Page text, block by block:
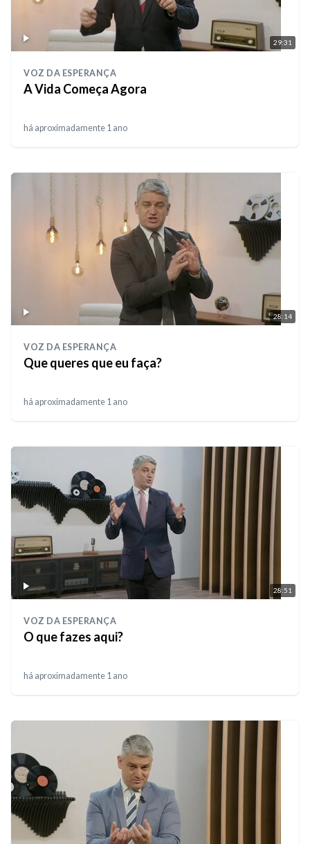
29:31
VOZ DA ESPERANÇA
A Vida Começa Agora
há aproximadamente 1 ano
28:14
VOZ DA ESPERANÇA
Que queres que eu faça?
há aproximadamente 1 ano
28:51
VOZ DA ESPERANÇA
O que fazes aqui?
há aproximadamente 1 ano